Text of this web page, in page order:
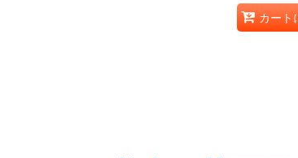
カート